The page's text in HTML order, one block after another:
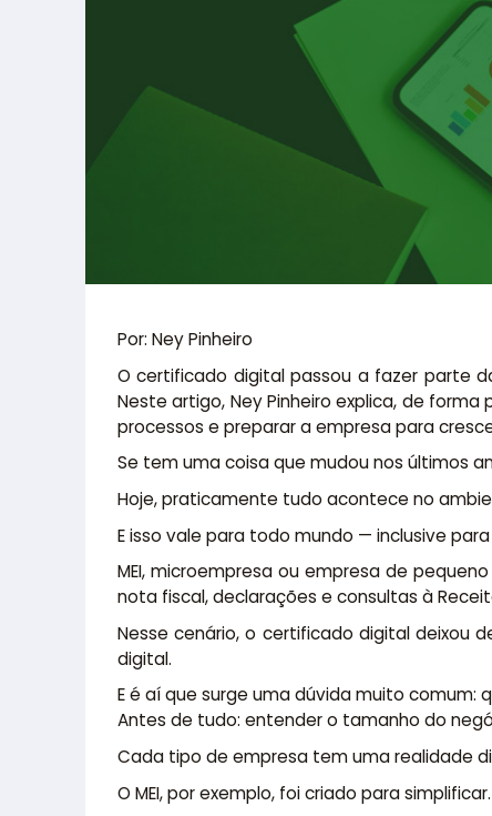
Por: Ney Pinheiro
O certificado digital passou a fazer parte
Neste artigo, Ney Pinheiro explica, de
processos e preparar a empresa para
Se tem uma coisa que mudou nos últimos
Hoje, praticamente tudo acontece no
E isso vale para todo mundo — inclusive
MEI, microempresa ou empresa de
nota fiscal, declarações e consultas à
Nesse cenário, o certificado digital deixou
digital.
E é aí que surge uma dúvida muito
Antes de tudo: entender o tamanho do
Cada tipo de empresa tem uma realidade
O MEI, por exemplo, foi criado para simplificar.